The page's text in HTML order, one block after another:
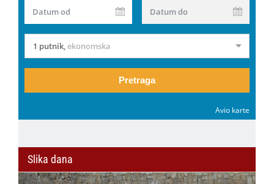
Datum od Datum do
1 putnik,ekonomska
Pretraga
Avio karte
Slika dana